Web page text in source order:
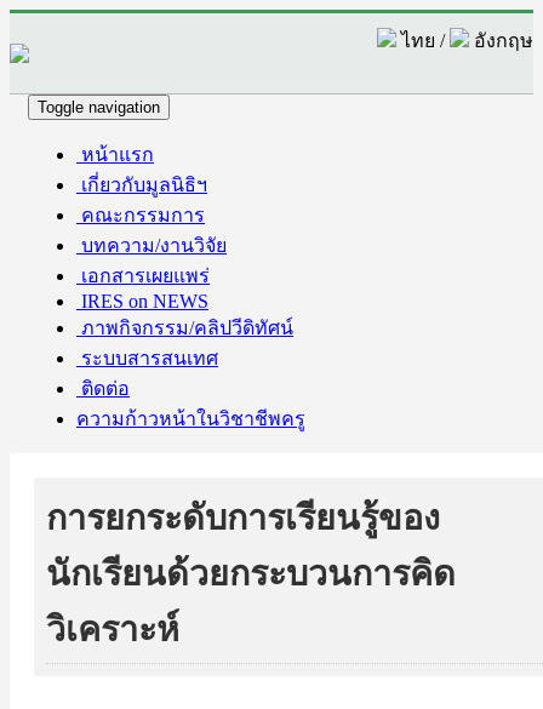
ไทย / อังกฤษ
Toggle navigation
หน้าแรก
เกี่ยวกับมูลนิธิฯ
คณะกรรมการ
บทความ/งานวิจัย
เอกสารเผยแพร่
IRES on NEWS
ภาพกิจกรรม/คลิปวีดิทัศน์
ระบบสารสนเทศ
ติดต่อ
ความก้าวหน้าในวิชาชีพครู
การยกระดับการเรียนรู้ของ
นักเรียนด้วยกระบวนการคิด
วิเคราะห์